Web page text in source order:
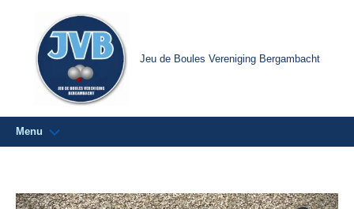
Jeu de Boules Vereniging Bergambacht
Menu